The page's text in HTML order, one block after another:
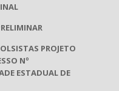
PROJETO
Nº
ESTADUAL DE